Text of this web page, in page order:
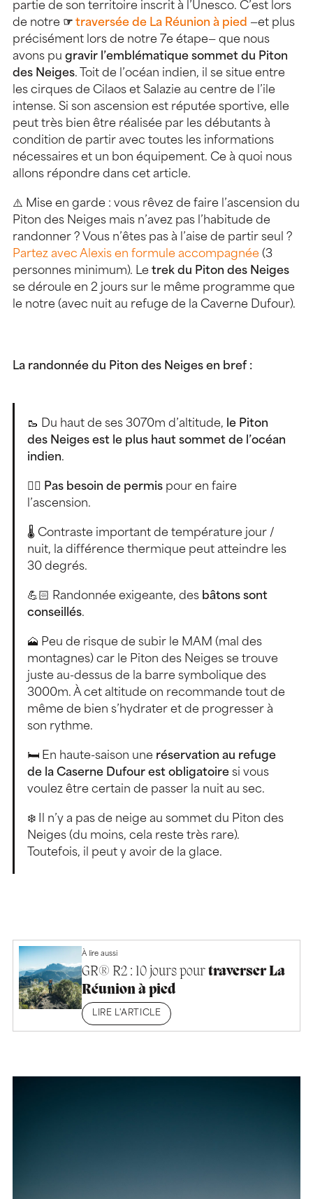
partie de son territoire inscrit à l’Unesco. C’est lors
de notre ☞ traversée de La Réunion à pied —et plus
précisément lors de notre 7e étape— que nous
avons pu gravir l’emblématique sommet du Piton
des Neiges. Toit de l’océan indien, il se situe entre
les cirques de Cilaos et Salazie au centre de l’ile
intense. Si son ascension est réputée sportive, elle
peut très bien être réalisée par les débutants à
condition de partir avec toutes les informations
nécessaires et un bon équipement. Ce à quoi nous
allons répondre dans cet article.
⚠️ Mise en garde : vous rêvez de faire l’ascension du
Piton des Neiges mais n’avez pas l’habitude de
randonner ? Vous n’êtes pas à l’aise de partir seul ?
Partez avec Alexis en formule accompagnée (3
personnes minimum). Le trek du Piton des Neiges
se déroule en 2 jours sur le même programme que
le notre (avec nuit au refuge de la Caverne Dufour).
La randonnée du Piton des Neiges en bref :
🥾 Du haut de ses 3070m d’altitude, le Piton
des Neiges est le plus haut sommet de l’océan
indien.
👍🏻 Pas besoin de permis pour en faire
l’ascension.
🌡 Contraste important de température jour /
nuit, la différence thermique peut atteindre les
30 degrés.
💪🏻 Randonnée exigeante, des bâtons sont
conseillés.
🗻 Peu de risque de subir le MAM (mal des
montagnes) car le Piton des Neiges se trouve
juste au-dessus de la barre symbolique des
3000m. À cet altitude on recommande tout de
même de bien s’hydrater et de progresser à
son rythme.
🛏 En haute-saison une réservation au refuge
de la Caserne Dufour est obligatoire si vous
voulez être certain de passer la nuit au sec.
❄️ Il n’y a pas de neige au sommet du Piton des
Neiges (du moins, cela reste très rare).
Toutefois, il peut y avoir de la glace.
À lire aussi
GR® R2 : 10 jours pourtraverser La
Réunion à pied
LIRE L'ARTICLE